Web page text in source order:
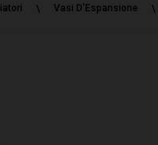
Vasi D'Espansione